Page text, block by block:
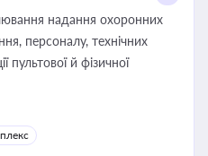
надання охоронних
персоналу, технічних
пультової й фізичної